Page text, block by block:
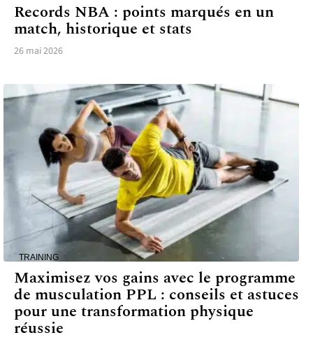
Records NBA : points marqués en un
match, historique et stats
26 mai 2026
TRAINING
Maximisez vos gains avec le programme
de musculation PPL : conseils et astuces
pour une transformation physique
réussie